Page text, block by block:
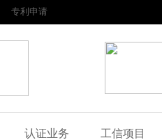
专利申请
认证业务 工信项目